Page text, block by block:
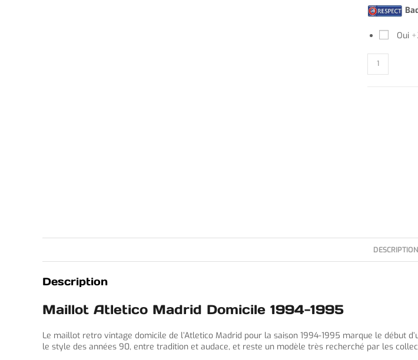
Oui
DESCRIPTION
Description
Maillot Atletico Madrid Domicile 1994-1995
Le maillot retro vintage domicile de l’Atletico Madrid pour la saison 1994-1995 marque le début
le style des années 90, entre tradition et audace, et reste un modèle très recherché par les